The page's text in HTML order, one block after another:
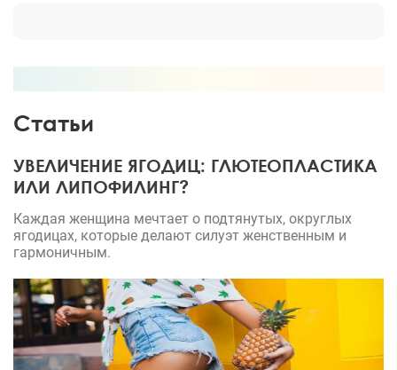
Статьи
УВЕЛИЧЕНИЕ ЯГОДИЦ: ГЛЮТЕОПЛАСТИКА
ИЛИ ЛИПОФИЛИНГ?
Каждая женщина мечтает о подтянутых, округлых
ягодицах, которые делают силуэт женственным и
гармоничным.